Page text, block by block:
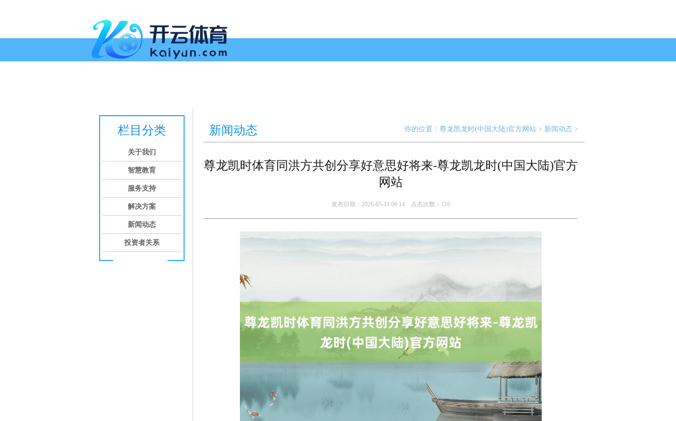
栏目分类
关于我们
智慧教育
服务支持
解决方案
新闻动态
投资者关系
新闻动态 你的位置： 尊龙凯龙时(中国大陆)官方网站 > 新闻动态 >
尊龙凯时体育同洪方共创分享好意思好将来-尊龙凯龙时(中国大陆)官方
网站
发布日期：2026-05-11 06:14 点击次数：116